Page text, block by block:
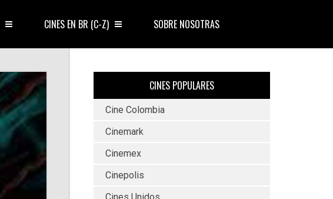
CINES EN BR (C-Z) SOBRE NOSOTRAS
CINES POPULARES
Cine Colombia
Cinemark
Cinemex
Cinepolis